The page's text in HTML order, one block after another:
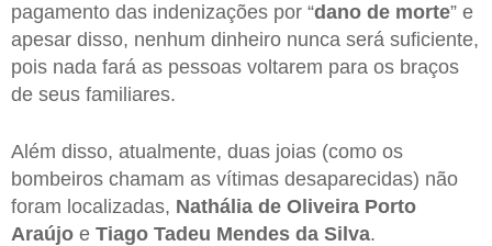
pagamento das indenizações por “dano de morte” e
apesar disso, nenhum dinheiro nunca será suficiente,
pois nada fará as pessoas voltarem para os braços
de seus familiares.
Além disso, atualmente, duas joias (como os
bombeiros chamam as vítimas desaparecidas) não
foram localizadas, Nathália de Oliveira Porto
Araújo e Tiago Tadeu Mendes da Silva.